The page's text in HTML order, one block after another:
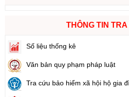
THÔNG TIN TRA
Số liệu thống kê
Văn bản quy phạm pháp luật
Tra cứu bảo hiểm xã hội hộ gia